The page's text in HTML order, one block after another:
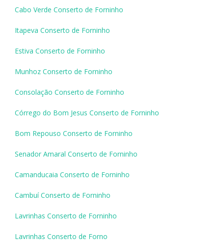
Cabo Verde Conserto de Forninho
Itapeva Conserto de Forninho
Estiva Conserto de Forninho
Munhoz Conserto de Forninho
Consolação Conserto de Forninho
Córrego do Bom Jesus Conserto de Forninho
Bom Repouso Conserto de Forninho
Senador Amaral Conserto de Forninho
Camanducaia Conserto de Forninho
Cambuí Conserto de Forninho
Lavrinhas Conserto de Forninho
Lavrinhas Conserto de Forno